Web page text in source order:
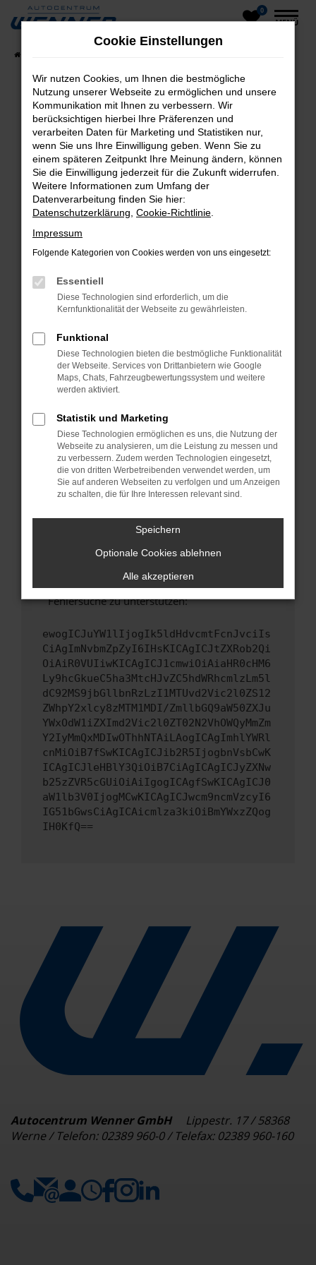
Zum
0
MENÜ
Fehler: Network Error
Beim Laden ist ein Fehler aufgetreten.
Hier sind ein paar Tipps, die dir helfen können:
Überprüfe deine Firewall und deine
Internetverbindung.
Laden andere Webseiten, zum Beispiel deine
Suchmaschine?
Prüfe deine Browsererweiterungen.
Manche Erweiterungen, wie Werbeblocker,
verhindern. Funktioniert die Seite in einem
Fenster?
Starte dein Gerät neu.
Das kann manchmal helfen, vorübergehende
Probleme zu beheben.
Betriebssystem auf dem neuesten Stand
sind.
Veraltete Software birgt nicht nur ein
Sicherheitsrisiko, sondern kann auch dazu
führen, dass bestimmte Funktionen nicht mehr
unterstützt werden.
Wende dich an den Webseitenbetreiber.
Wenn du alle oben genannten Schritte versucht
hast, kontaktiere uns bitte. Wir werden
versuchen, das Problem zu beheben. Du kannst
uns diesen Text schicken, um uns bei der
Fehlersuche zu unterstützen:
ewogICJuYW1lIjogIk5ldHdvcmtFcnJvciIs
CiAgImNvbmZpZyI6IHsKICAgICJtZXRob2Qi
OiAiR0VUIiwKICAgICJ1cmwiOiAiaHR0cHM6
Ly9hcGkueC5ha3MtcHJvZC5hdWRhcmlzLm5l
dC92MS9jbGllbnRzLzI1MTUvd2Vic2l0ZS12
ZWhpY2xlcy8zMTM1MDI/ZmllbGQ9aW50ZXJu
YWxOdW1iZXImd2Vic2l0ZT02N2VhOWQyMmZm
Y2IyMmQxMDIwOThhNTAiLAogICAgImhlYWRl
cnMiOiB7fSwKICAgICJib2R5IjogbnVsbCwK
ICAgICJleHBlY3QiOiB7CiAgICAgICJyZXNw
b25zZVR5cGUiOiAiIgogICAgfSwKICAgICJ0
aW1lb3V0IjogMCwKICAgICJwcm9ncmVzcyI6
IG51bGwsCiAgICAicmlza3kiOiBmYWxzZQog
IH0KfQ==
Autocentrum Wenner GmbH
Lippestr. 17 / 58368
Werne / Telefon: 02389 960-0 / Telefax: 02389 960-160
Cookie Einstellungen
Wir nutzen Cookies, um Ihnen die bestmögliche
Nutzung unserer Webseite zu ermöglichen und unsere
Kommunikation mit Ihnen zu verbessern. Wir
berücksichtigen hierbei Ihre Präferenzen und
verarbeiten Daten für Marketing und Statistiken nur,
wenn Sie uns Ihre Einwilligung geben. Wenn Sie zu
einem späteren Zeitpunkt Ihre Meinung ändern, können
Sie die Einwilligung jederzeit für die Zukunft widerrufen.
Weitere Informationen zum Umfang der
Datenverarbeitung finden Sie hier:
Datenschutzerklärung Cookie-Richtlinie
Impressum
Folgende Kategorien von Cookies werden von uns eingesetzt:
Essentiell
Diese Technologien sind erforderlich, um die
Kernfunktionalität der Webseite zu gewährleisten.
Funktional
Diese Technologien bieten die bestmögliche Funktionalität
der Webseite. Services von Drittanbietern wie Google
Maps, Chats, Fahrzeugbewertungssystem und weitere
werden aktiviert.
Statistik und Marketing
Diese Technologien ermöglichen es uns, die Nutzung der
Webseite zu analysieren, um die Leistung zu messen und
zu verbessern. Zudem werden Technologien eingesetzt,
die von dritten Werbetreibenden verwendet werden, um
Sie auf anderen Webseiten zu verfolgen und um Anzeigen
zu schalten, die für Ihre Interessen relevant sind.
Speichern
Optionale Cookies ablehnen
Alle akzeptieren